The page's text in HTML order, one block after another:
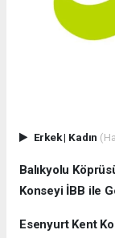
Erkek| Kadın
Balıkyolu
Konseyi İBB ile
Esenyurt Kent